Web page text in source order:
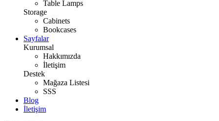
Table Lamps
Storage
Cabinets
Bookcases
Sayfalar
Kurumsal
Hakkımızda
İletişim
Destek
Mağaza Listesi
SSS
Blog
İletişim